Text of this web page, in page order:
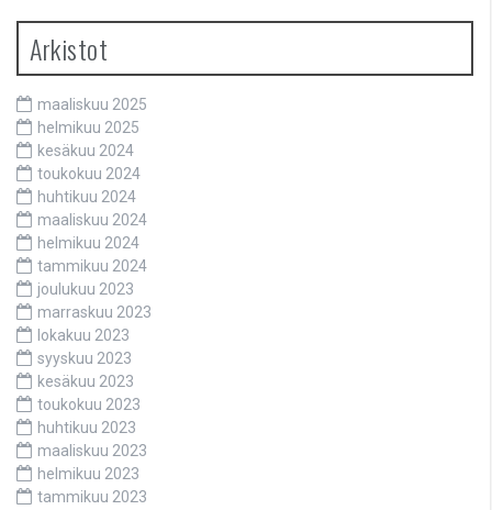
Arkistot
maaliskuu 2025
helmikuu 2025
kesäkuu 2024
toukokuu 2024
huhtikuu 2024
maaliskuu 2024
helmikuu 2024
tammikuu 2024
joulukuu 2023
marraskuu 2023
lokakuu 2023
syyskuu 2023
kesäkuu 2023
toukokuu 2023
huhtikuu 2023
maaliskuu 2023
helmikuu 2023
tammikuu 2023